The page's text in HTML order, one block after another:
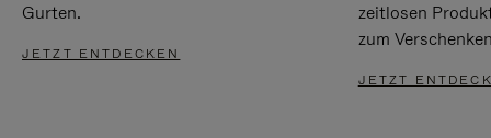
Gurten.
JETZT ENTDECKEN
zeitlosen
zum
JETZT